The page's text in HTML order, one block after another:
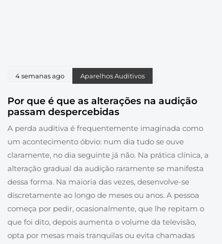
4 semanas ago Aparelhos Auditivos
Por que é que as alterações na audição
passam despercebidas
A perda auditiva é frequentemente imaginada como
um acontecimento óbvio: num dia tudo se ouve
claramente, no dia seguinte já não. Na prática clínica, a
alteração gradual da audição raramente se manifesta
dessa forma. Na maioria das vezes, desenvolve-se
discretamente ao longo de meses ou anos. A pessoa
começa por pedir, ocasionalmente, que lhe repitam o
que foi dito, depois aumenta o volume da televisão,
opta por mesas mais tranquilas ou evita chamadas